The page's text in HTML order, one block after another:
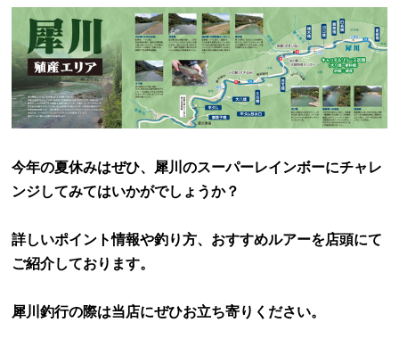
今年の夏休みはぜひ、犀川のスーパーレインボーにチャレ
ンジしてみてはいかがでしょうか？
詳しいポイント情報や釣り方、おすすめルアーを店頭にて
ご紹介しております。
犀川釣行の際は当店にぜひお立ち寄りください。